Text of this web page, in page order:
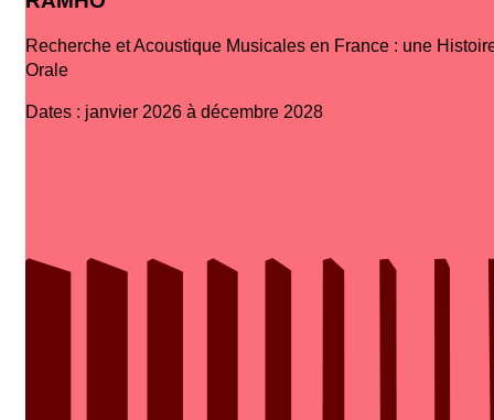
Recherche et Acoustique Musicales en France : une
Orale
Dates : janvier 2026 à décembre 2028